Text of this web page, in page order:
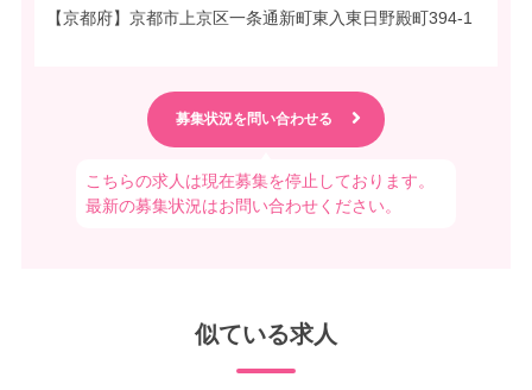
【京都府】京都市上京区一条通新町東入東日野殿町394-1
こちらの求人は現在募集を停止しております。
最新の募集状況はお問い合わせください。
似ている求人